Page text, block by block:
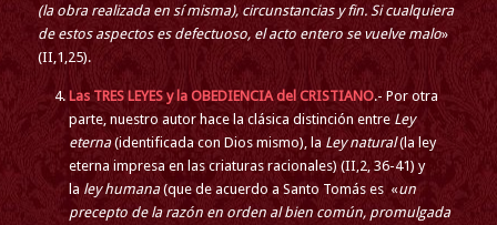
(la obra realizada en sí misma), circunstancias y fin. Si cualquiera
de estos aspectos es defectuoso, el acto entero se vuelve malo»
(II,1,25).
Las TRES LEYES y la OBEDIENCIA del CRISTIANO.- Por otra
parte, nuestro autor hace la clásica distinción entre Ley
eterna(identificada con Dios mismo), la Ley natural(la ley
eterna impresa en las criaturas racionales) (II,2, 36-41) y
la ley humana(que de acuerdo a Santo Tomás es «un
precepto de la razón en orden al bien común, promulgada